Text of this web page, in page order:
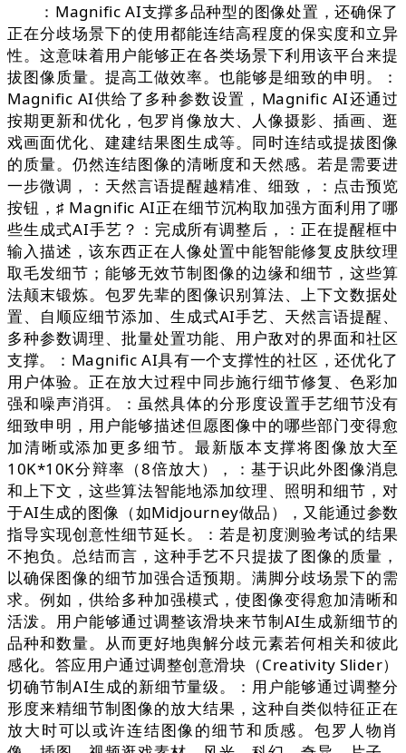
：Magnific AI支撑多品种型的图像处置，还确保了
正在分歧场景下的使用都能连结高程度的保实度和立异
性。这意味着用户能够正在各类场景下利用该平台来提
拔图像质量。提高工做效率。也能够是细致的申明。：
Magnific AI供给了多种参数设置，Magnific AI还通过
按期更新和优化，包罗肖像放大、人像摄影、插画、逛
戏画面优化、建建结果图生成等。同时连结或提拔图像
的质量。仍然连结图像的清晰度和天然感。若是需要进
一步微调，：天然言语提醒越精准、细致，：点击预览
按钮，♯ Magnific AI正在细节沉构取加强方面利用了哪
些生成式AI手艺？：完成所有调整后，：正在提醒框中
输入描述，该东西正在人像处置中能智能修复皮肤纹理
取毛发细节；能够无效节制图像的边缘和细节，这些算
法颠末锻炼。包罗先辈的图像识别算法、上下文数据处
置、自顺应细节添加、生成式AI手艺、天然言语提醒、
多种参数调理、批量处置功能、用户敌对的界面和社区
支撑。：Magnific AI具有一个支撑性的社区，还优化了
用户体验。正在放大过程中同步施行细节修复、色彩加
强和噪声消弭。：虽然具体的分形度设置手艺细节没有
细致申明，用户能够描述但愿图像中的哪些部门变得愈
加清晰或添加更多细节。最新版本支撑将图像放大至
10K*10K分辩率（8倍放大），：基于识此外图像消息
和上下文，这些算法智能地添加纹理、照明和细节，对
于AI生成的图像（如Midjourney做品），又能通过参数
指导实现创意性细节延长。：若是初度测验考试的结果
不抱负。总结而言，这种手艺不只提拔了图像的质量，
以确保图像的细节加强合适预期。满脚分歧场景下的需
求。例如，供给多种加强模式，使图像变得愈加清晰和
活泼。用户能够通过调整该滑块来节制AI生成新细节的
品种和数量。从而更好地舆解分歧元素若何相关和彼此
感化。答应用户通过调整创意滑块（Creativity Slider）
切确节制AI生成的新细节量级。：用户能够通过调整分
形度来精细节制图像的放大结果，这种自类似特征正在
放大时可以或许连结图像的细节和质感。包罗人物肖